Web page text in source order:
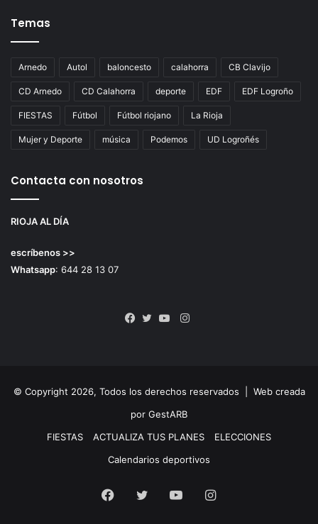
Temas
Arnedo Autol baloncesto calahorra CB Clavijo
CD Arnedo CD Calahorra deporte EDF EDF Logroño
FIESTAS Fútbol Fútbol riojano La Rioja
Mujer y Deporte música Podemos UD Logroñés
Contacta con nosotros
RIOJA AL DÍA
escríbenos >>
Whatsapp: 644 28 13 07
Instagram
© Copyright 2026, Todos los derechos reservados | Web creada
por GestARB
FIESTAS
ACTUALIZA TUS PLANES
ELECCIONES
Calendarios deportivos
Facebook
Twitter YouTubeInstagram